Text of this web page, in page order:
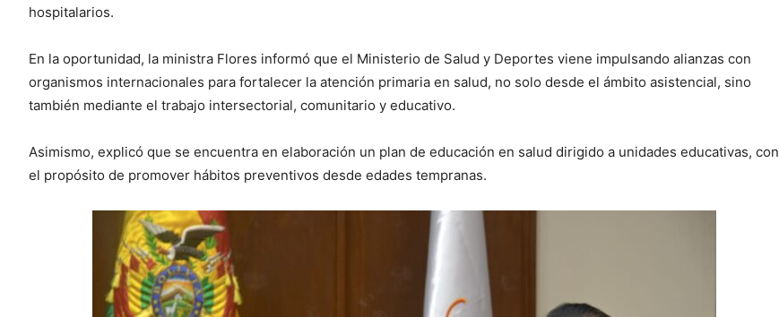
hospitalarios.
En la oportunidad, la ministra Flores informó que el Ministerio de Salud y Deportes viene impulsando alianzas con
organismos internacionales para fortalecer la atención primaria en salud, no solo desde el ámbito asistencial, sino
también mediante el trabajo intersectorial, comunitario y educativo.
Asimismo, explicó que se encuentra en elaboración un plan de educación en salud dirigido a unidades educativas, con
el propósito de promover hábitos preventivos desde edades tempranas.